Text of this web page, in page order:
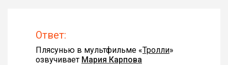
Ответ:
Плясунью в мультфильме «Тролли»
озвучивает Мария Карпова